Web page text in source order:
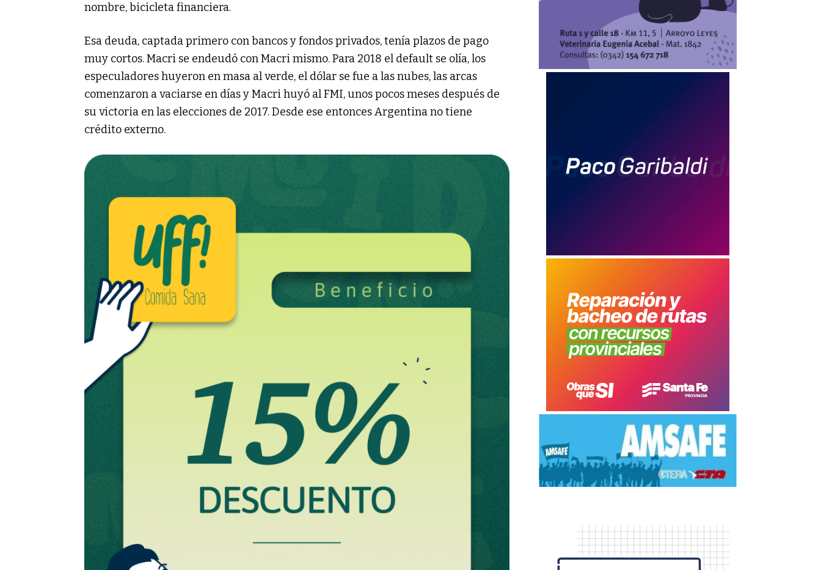
nombre, bicicleta financiera.
Esa deuda, captada primero con bancos y fondos privados, tenía plazos de pago
muy cortos. Macri se endeudó con Macri mismo. Para 2018 el default se olía, los
especuladores huyeron en masa al verde, el dólar se fue a las nubes, las arcas
comenzaron a vaciarse en días y Macri huyó al FMI, unos pocos meses después de
su victoria en las elecciones de 2017. Desde ese entonces Argentina no tiene
crédito externo.